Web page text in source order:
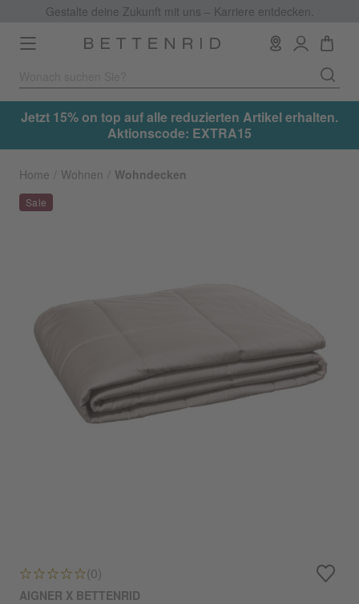
Gestalte deine Zukunft mit uns – Karriere entdecken.
Toggle
navigation
Jetzt 15% on top auf alle reduzierten Artikel erhalten.
Aktionscode: EXTRA15
Home Wohnen Wohndecken
(0)
AIGNER X BETTENRID